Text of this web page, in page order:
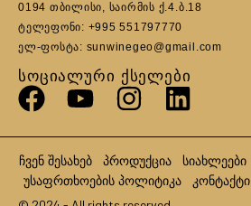
0194 თბილისი, საირმის ქ.4.ბ.18
ტელეფონი: +995 551797770
ელ-ფოსტა: sunwinegeo@gmail.com
ᲡᲝᲪᲘᲐᲚᲣᲠᲘ ᲥᲡᲔᲚᲔᲑᲘ
ჩვენ შესახებ პროდუქცია
სიახლეები
უსაფრთხოების პოლიტიკა
კონტაქტი